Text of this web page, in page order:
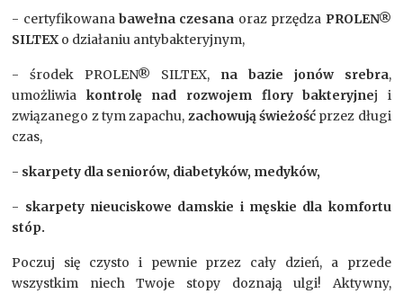
- certyfikowanabawełna czesana oraz przędza PROLEN®
SILTEX o działaniu antybakteryjnym,
- środek PROLEN® SILTEX, na bazie jonów srebra,
umożliwia kontrolę nad rozwojem flory bakteryjnej i
związanego z tym zapachu, zachowują świeżośćprzez długi
czas,
- skarpety dla seniorów, diabetyków, medyków,
- skarpety nieuciskowe damskie i męskie dla komfortu
stóp.
Poczuj się czysto i pewnie przez cały dzień, a przede
wszystkim niech Twoje stopy doznają ulgi! Aktywny,